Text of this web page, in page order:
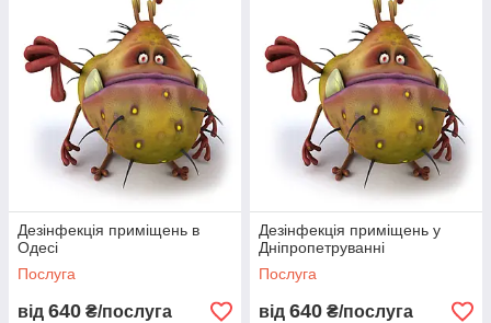
Дезінфекція приміщень в
Одесі
Послуга
від 640 ₴/послуга
Дезінфекція приміщень у
Дніпропетруванні
Послуга
від 640 ₴/послуга